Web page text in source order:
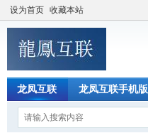
设为首页 收藏本站
龙凤互联 龙凤互联手机版